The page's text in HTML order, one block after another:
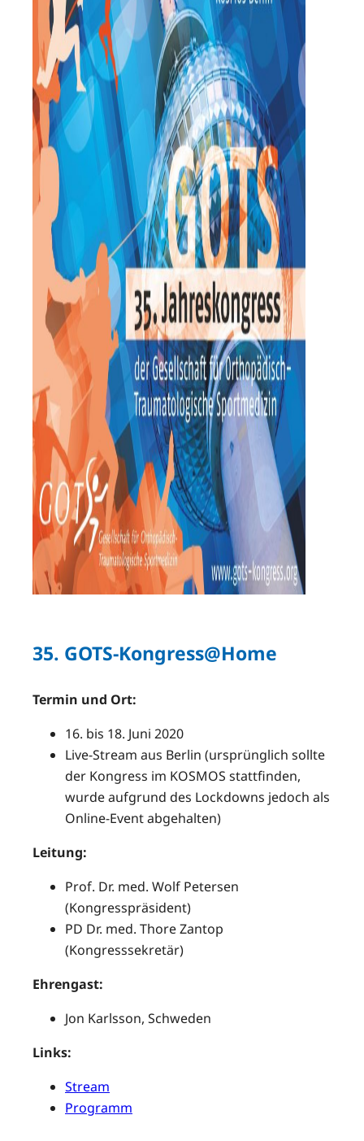
35. GOTS-Kongress@Home
Termin und Ort:
16. bis 18. Juni 2020
Live-Stream aus Berlin (ursprünglich sollte
der Kongress im KOSMOS stattfinden,
wurde aufgrund des Lockdowns jedoch als
Online-Event abgehalten)
Leitung:
Prof. Dr. med. Wolf Petersen
(Kongresspräsident)
PD Dr. med. Thore Zantop
(Kongresssekretär)
Ehrengast:
Jon Karlsson, Schweden
Links:
Stream
Programm